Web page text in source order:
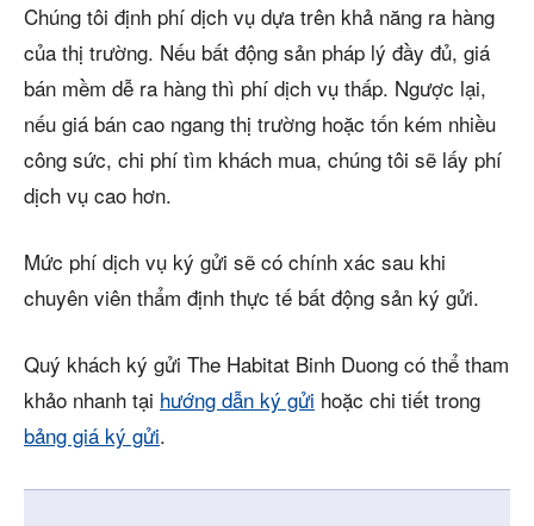
Chúng tôi định phí dịch vụ dựa trên khả năng ra hàng
của thị trường. Nếu bất động sản pháp lý đầy đủ, giá
bán mềm dễ ra hàng thì phí dịch vụ thấp. Ngược lại,
nếu giá bán cao ngang thị trường hoặc tốn kém nhiều
công sức, chi phí tìm khách mua, chúng tôi sẽ lấy phí
dịch vụ cao hơn.
Mức phí dịch vụ ký gửi sẽ có chính xác sau khi
chuyên viên thẩm định thực tế bất động sản ký gửi.
Quý khách ký gửi The Habitat Binh Duong có thể tham
khảo nhanh tại hướng dẫn ký gửi hoặc chi tiết trong
bảng giá ký gửi.